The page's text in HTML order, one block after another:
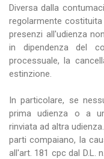
Diversa dalla
regolarmente
presenzi all'udienza
in dipendenza del
processuale, la
estinzione.
In particolare, se
prima udienza o a
rinviata ad altra
parti compaiano, la
all'art. 181 cpc dal D.L.